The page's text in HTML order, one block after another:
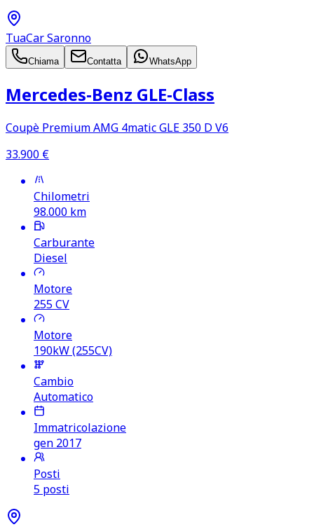
TuaCar Saronno
Chiama Contatta WhatsApp
Mercedes‑Benz GLE‑Class
Coupè Premium AMG 4matic GLE 350 D V6
33.900 €
Chilometri
98.000 km
Carburante
Diesel
Motore
255CV
Motore
190kW (255CV)
Cambio
Automatico
Immatricolazione
gen 2017
Posti
5 posti